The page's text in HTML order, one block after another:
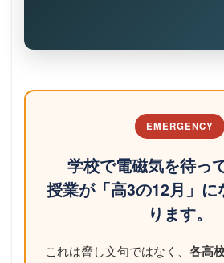
EMERGENCY
学校で電磁気を待っ
授業が「高3の12月」に
ります。
これは脅し文句ではなく、 各高